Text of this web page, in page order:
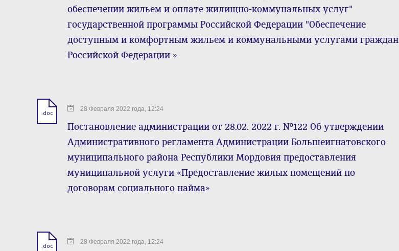
обеспечении жильем и оплате жилищно-коммунальных услуг"
государственной программы Российской Федерации "Обеспечение
доступным и комфортным жильем и коммунальными услугами граждан
Российской Федерации »
.doc 28 Февраля 2022 года, 12:24
Постановление администрации от 28.02. 2022 г. №122 Об утверждении
Административного регламента Администрации Большеигнатовского
муниципального района Республики Мордовия предоставления
муниципальной услуги «Предоставление жилых помещений по
договорам социального найма»
.doc 28 Февраля 2022 года, 12:24